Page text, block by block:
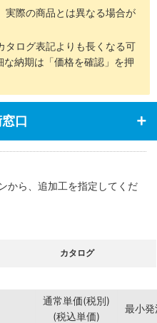
実際の商品とは異なる場合が
タログ表記よりも長くなる可
納期は「価格を確認」を押
口
から、追加工を指定してくだ
カタログ
通常単価(税別)
(税込単価)
最小